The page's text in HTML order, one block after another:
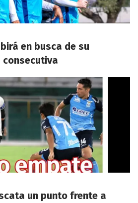
en busca de su
un punto frente a